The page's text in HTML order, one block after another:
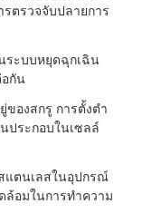
รตรวจจับปลายการ
ระบบหยุดฉุกเฉิน
กัน
ของสกรู การตั้งตํา
ประกอบในเซลล์
แตนเลสในอุปกรณ์
ล้อมในการทําความ